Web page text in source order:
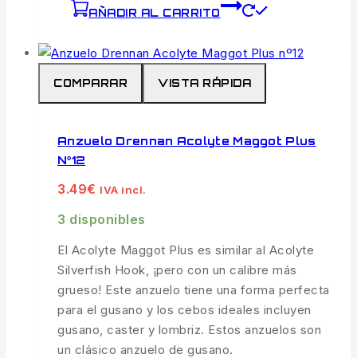
AÑADIR AL CARRITO
COMPARAR VISTA RÁPIDA
Anzuelo Drennan Acolyte Maggot Plus
Nº12
3.49€ IVA incl.
3 disponibles
El Acolyte Maggot Plus es similar al Acolyte
Silverfish Hook, ¡pero con un calibre más
grueso! Este anzuelo tiene una forma perfecta
para el gusano y los cebos ideales incluyen
gusano, caster y lombriz. Estos anzuelos son
un clásico anzuelo de gusano.